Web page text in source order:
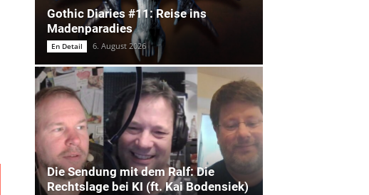
Gothic Diaries #11: Reise ins
Madenparadies
En Detail 6. August 2026
Die Sendung mit dem Ralf: Die
Rechtslage bei KI (ft. Kai Bodensiek)